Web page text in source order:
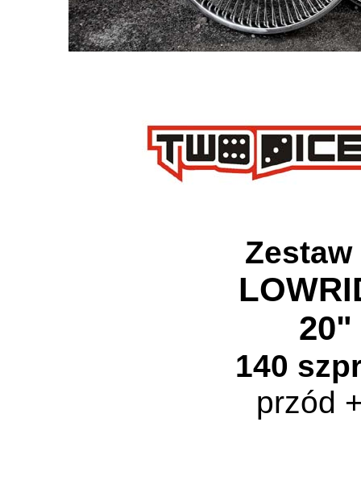
Zestaw
20"
140
przód